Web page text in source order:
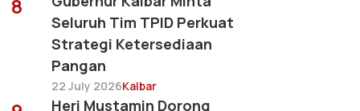
8
Seluruh Tim TPID Perkuat
Strategi Ketersediaan
Pangan
22 July 2026Kalbar
Heri Mustamin Dorong